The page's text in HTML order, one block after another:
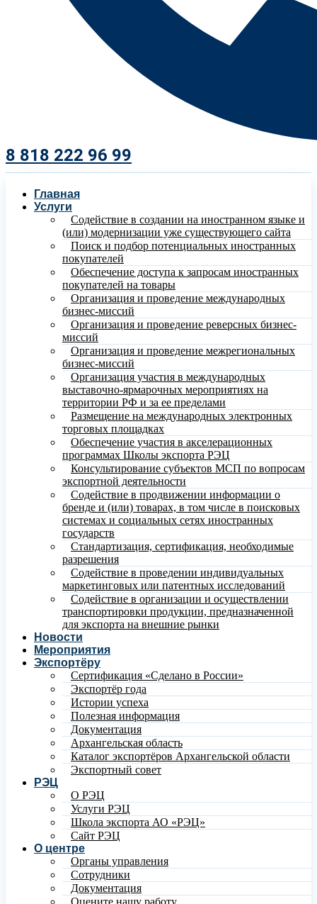
8 818 222 96 99​
Главная
Услуги
Содействие в создании на иностранном языке и
(или) модернизации уже существующего сайта
Поиск и подбор потенциальных иностранных
покупателей
Обеспечение доступа к запросам иностранных
покупателей на товары
Организация и проведение международных
бизнес-миссий
Организация и проведение реверсных бизнес-
миссий
Организация и проведение межрегиональных
бизнес-миссий
Организация участия в международных
выставочно-ярмарочных мероприятиях на
территории РФ и за ее пределами
Размещение на международных электронных
торговых площадках
Обеспечение участия в акселерационных
программах Школы экспорта РЭЦ
Консультирование субъектов МСП по вопросам
экспортной деятельности
Содействие в продвижении информации о
бренде и (или) товарах, в том числе в поисковых
системах и социальных сетях иностранных
государств
Стандартизация, сертификация, необходимые
разрешения
Содействие в проведении индивидуальных
маркетинговых или патентных исследований
Содействие в организации и осуществлении
транспортировки продукции, предназначенной
для экспорта на внешние рынки
Новости
Мероприятия
Экспортёру
Сертификация «Сделано в России»
Экспортёр года
Истории успеха
Полезная информация
Документация
Архангельская область
Каталог экспортёров Архангельской области
Экспортный совет
РЭЦ
О РЭЦ
Услуги РЭЦ
Школа экспорта АО «РЭЦ»
Сайт РЭЦ
О центре
Органы управления
Сотрудники
Документация
Оцените нашу работу